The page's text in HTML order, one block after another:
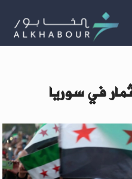
في سوريا